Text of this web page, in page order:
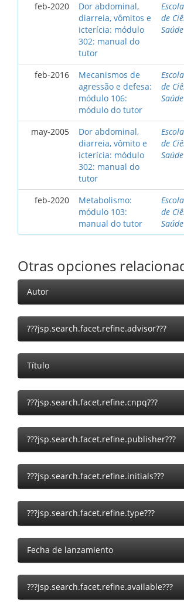
feb-2020
Dor abdominal,
diarreia, vômitos e
icterícia: módulo
302: manual do
tutor
de
Saúde
feb-2016
Mecanismos de
agressão e defesa:
módulo 106:
módulo do tutor
de
Saúde
may-2005
Dor abdominal,
diarreia, vômito e
icterícia: módulo
302: manual do
tutor
de
Saúde
feb-2020
Metabolismo:
módulo 103:
manual do tutor
de
Saúde
Otras opciones
Autor
???jsp.search.facet.refine.advisor???
Título
???jsp.search.facet.refine.cnpq???
???jsp.search.facet.refine.publisher???
???jsp.search.facet.refine.initials???
???jsp.search.facet.refine.type???
Fecha de lanzamiento
???jsp.search.facet.refine.available???